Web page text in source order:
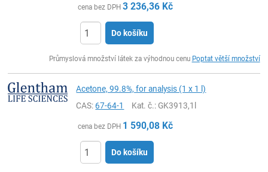
cena bez DPH 3 236,36 Kč
Do košíku
Průmyslová množství látek za výhodnou cenu Poptat větší množství
Acetone, 99.8%, for analysis (1 x 1 l)
CAS:67-64-1 Kat. č.: GK3913,1l
cena bez DPH 1 590,08 Kč
Do košíku